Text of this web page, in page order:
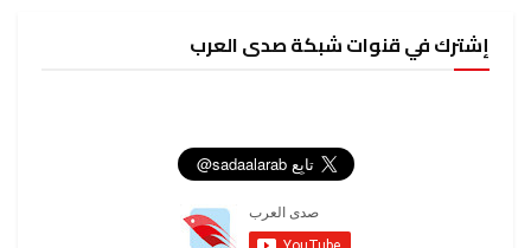
إشترك في قنوات شبكة صدى العرب